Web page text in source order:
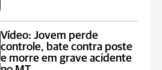
Vídeo: Jovem perde
controle, bate contra poste
e morre em grave acidente